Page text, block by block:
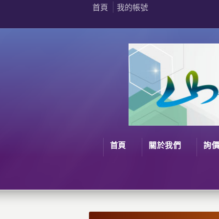
首頁 我的帳號
首頁 關於我們 詢